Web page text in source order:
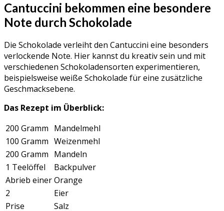
Cantuccini bekommen eine besondere
Note durch Schokolade
Die Schokolade verleiht den Cantuccini eine besonders
verlockende Note. Hier kannst du kreativ sein und mit
verschiedenen Schokoladensorten experimentieren,
beispielsweise weiße Schokolade für eine zusätzliche
Geschmacksebene.
Das Rezept im Überblick:
200 Gramm Mandelmehl
100 Gramm Weizenmehl
200 Gramm Mandeln
1 Teelöffel
Backpulver
Abrieb einerOrange
2
Eier
Prise
Salz